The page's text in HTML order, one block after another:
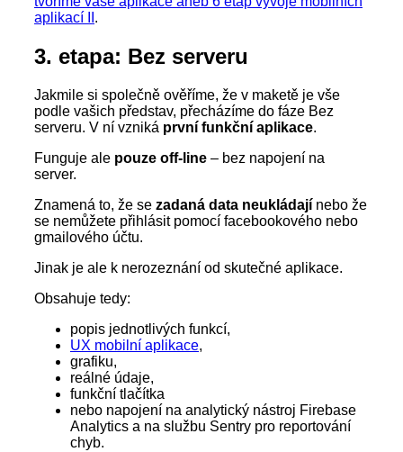
aplikací II .
3. etapa: Bez serveru
Jakmile si společně ověříme, že v maketě je vše
podle vašich představ, přecházíme do fáze Bez
serveru. V ní vzniká první funkční aplikace.
Funguje ale pouze off-line – bez napojení na
server.
Znamená to, že se zadaná data neukládají nebo že
se nemůžete přihlásit pomocí facebookového nebo
gmailového účtu.
Jinak je ale k nerozeznání od skutečné aplikace.
Obsahuje tedy:
popis jednotlivých funkcí,
UX mobilní aplikace,
grafiku,
reálné údaje,
funkční tlačítka
nebo napojení na analytický nástroj Firebase
Analytics a na službu Sentry pro reportování
chyb.